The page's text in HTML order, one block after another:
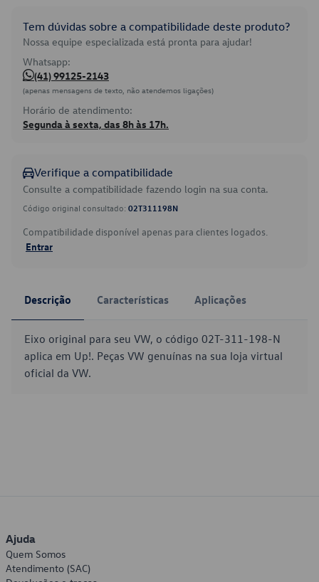
Tem dúvidas sobre a compatibilidade deste produto?
Nossa equipe especializada está pronta para ajudar!
Whatsapp:
(41) 99125-2143
(apenas mensagens de texto, não atendemos ligações)
Horário de atendimento:
Segunda à sexta, das 8h às 17h.
Verifique a compatibilidade
Consulte a compatibilidade fazendo login na sua conta.
Código original consultado: 02T311198N
Compatibilidade disponível apenas para clientes logados.
Entrar
Descrição Características Aplicações
Eixo original para seu VW, o código 02T-311-198-N
aplica em Up!. Peças VW genuínas na sua loja virtual
oficial da VW.
Ajuda
Quem Somos
Atendimento (SAC)